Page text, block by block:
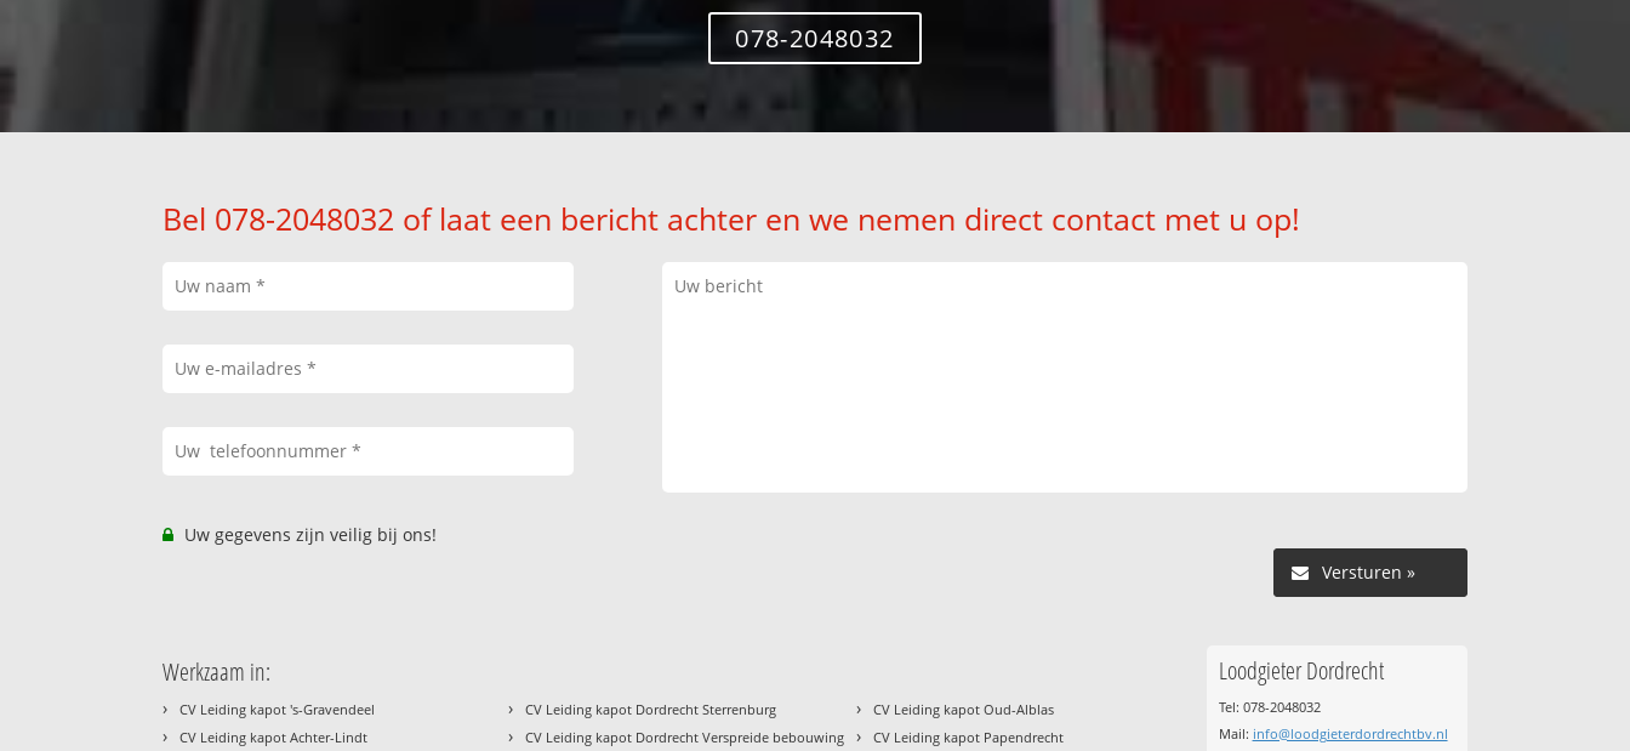
078-2048032
Bel 078-2048032 of laat een bericht achter en we nemen direct contact met u op!
Uw gegevens zijn veilig bij ons!
Versturen »
Werkzaam in:
› CV Leiding kapot 's-Gravendeel
› CV Leiding kapot Achter-Lindt
› CV Leiding kapot Dordrecht Sterrenburg
› CV Leiding kapot Dordrecht Verspreide bebouwing
› CV Leiding kapot Oud-Alblas
› CV Leiding kapot Papendrecht
Loodgieter Dordrecht
Tel: 078-2048032
Mail: info@loodgieterdordrechtbv.nl